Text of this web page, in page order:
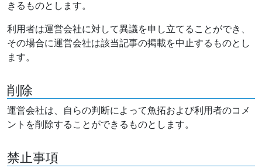
きるものとします。
利用者は運営会社に対して異議を申し立てることができ、
その場合に運営会社は該当記事の掲載を中止するものとし
ます。
削除
運営会社は、自らの判断によって魚拓および利用者のコメ
ントを削除することができるものとします。
禁止事項